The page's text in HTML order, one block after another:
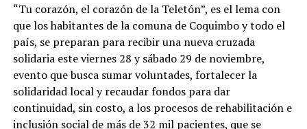
“Tu corazón, el corazón de la Teletón”, es el lema con
que los habitantes de la comuna de Coquimbo y todo el
país, se preparan para recibir una nueva cruzada
solidaria este viernes 28 y sábado 29 de noviembre,
evento que busca sumar voluntades, fortalecer la
solidaridad local y recaudar fondos para dar
continuidad, sin costo, a los procesos de rehabilitación e
inclusión social de más de 32 mil pacientes, que se